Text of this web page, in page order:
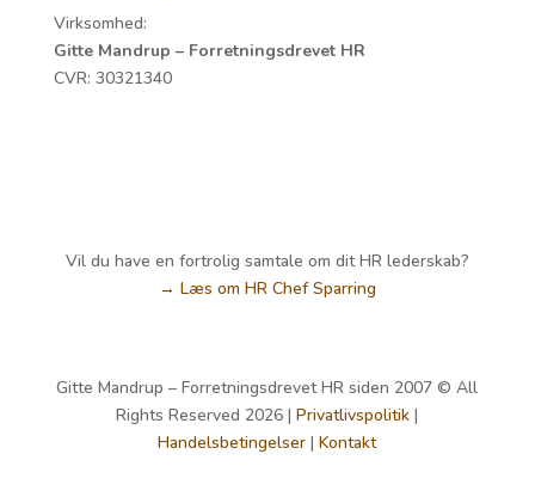
Virksomhed:
Gitte Mandrup – Forretningsdrevet HR
CVR: 30321340
Vil du have en fortrolig samtale om dit HR lederskab?
→ Læs om HR Chef Sparring
Gitte Mandrup – Forretningsdrevet HR siden 2007 © All
Rights Reserved 2026 |Privatlivspolitik |
Handelsbetingelser |Kontakt